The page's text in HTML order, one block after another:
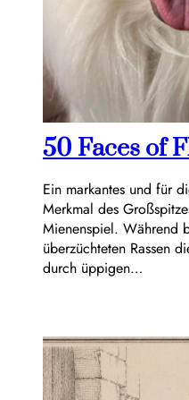
50 Faces of
Ein markantes und für
Merkmal des
Mienenspiel. Während
überzüchteten Rassen
durch üppigen…